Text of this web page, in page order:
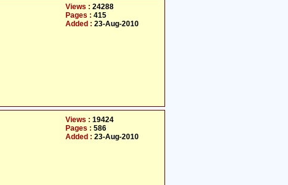
Views : 24288
Pages : 415
Added : 23-Aug-2010
Views : 19424
Pages : 586
Added : 23-Aug-2010